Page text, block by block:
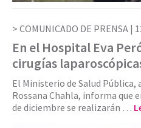
COMUNICADO DE PRENSA |
En el Hospital Eva
cirugías
El Ministerio de Salud Pública,
Rossana Chahla, informa que
de diciembre se realizarán …